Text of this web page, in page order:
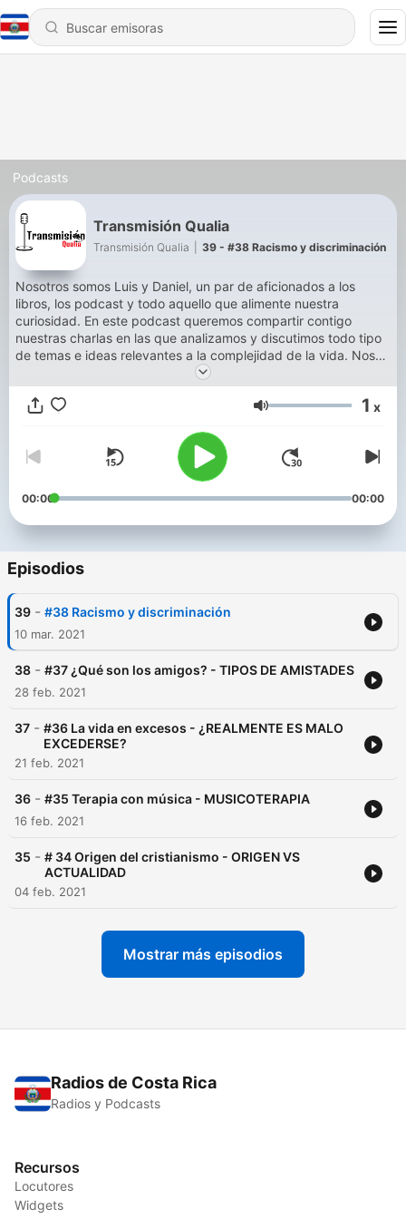
Podcasts
Transmisión Qualia
Transmisión Qualia 39 - #38 Racismo y discriminación
Nosotros somos Luis y Daniel, un par de aficionados a los
libros, los podcast y todo aquello que alimente nuestra
curiosidad. En este podcast queremos compartir contigo
nuestras charlas en las que analizamos y discutimos todo tipo
de temas e ideas relevantes a la complejidad de la vida. Nos
gusta planear y ser espontáneos, así es que si un día
comenzamos hablando del fenotipo extendido de Richard
Dawkins y terminamos con la trilogía del Padrino, no te
subjetivas de las experiencias individuales. La fuente más
confiable (Wikipedia)...
Volumen 1 x
00:00 00:00
Episodios
39 - #38 Racismo y discriminación
10 mar. 2021
38 - #37 ¿Qué son los amigos? - TIPOS DE AMISTADES
28 feb. 2021
37 - #36 La vida en excesos - ¿REALMENTE ES MALO
EXCEDERSE?
21 feb. 2021
36 - #35 Terapia con música - MUSICOTERAPIA
16 feb. 2021
35 - # 34 Origen del cristianismo - ORIGEN VS
ACTUALIDAD
04 feb. 2021
Mostrar más episodios
Radios de Costa Rica
Radios y Podcasts
Recursos
Locutores
Widgets